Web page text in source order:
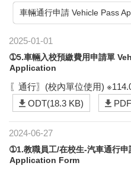
車輛通行申請 Vehicle Pass
2025-01-01
➀5.車輛入校預繳費用申請單
Application
〖通行〗(校內單位使用)
ODT(18.3 KB)
2024-06-27
➀1.教職員工/在校生-汽車通行
Application Form